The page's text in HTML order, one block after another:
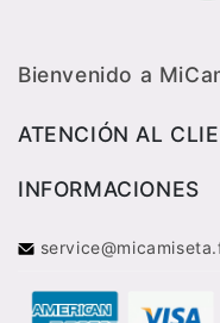
Bienvenido a
ATENCIÓN AL
INFORMACIONES